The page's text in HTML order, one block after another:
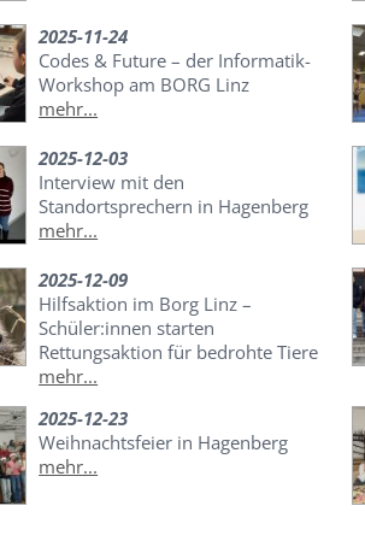
2025-11-24
Codes & Future – der Informatik-
Workshop am BORG Linz
mehr...
2025-12-03
Interview mit den
Standortsprechern in Hagenberg
mehr...
2025-12-09
Hilfsaktion im Borg Linz –
Schüler:innen starten
Rettungsaktion für bedrohte Tiere
mehr...
2025-12-23
Weihnachtsfeier in Hagenberg
mehr...